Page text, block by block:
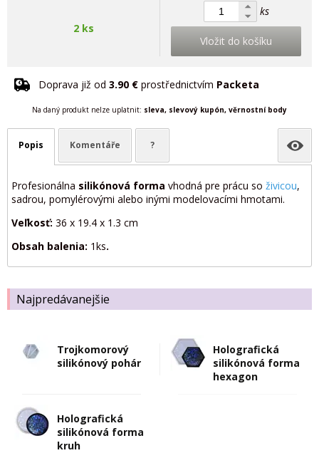
Najpredávanejšie
Trojkomorový
silikónový pohár
Holografická
silikónová forma
hexagon
Holografická
silikónová forma
kruh
2 ks
ks
Vložit do košíku
Doprava již od 3.90 € prostřednictvím Packeta
Na daný produkt nelze uplatnit: sleva, slevový kupón, věrnostní body
Popis Komentáře ?
Profesionálna silikónová forma vhodná pre prácu so živicou,
sadrou, pomylérovými alebo inými modelovacími hmotami.
Veľkosť: 36 x 19.4 x 1.3 cm
Obsah balenia: 1ks.